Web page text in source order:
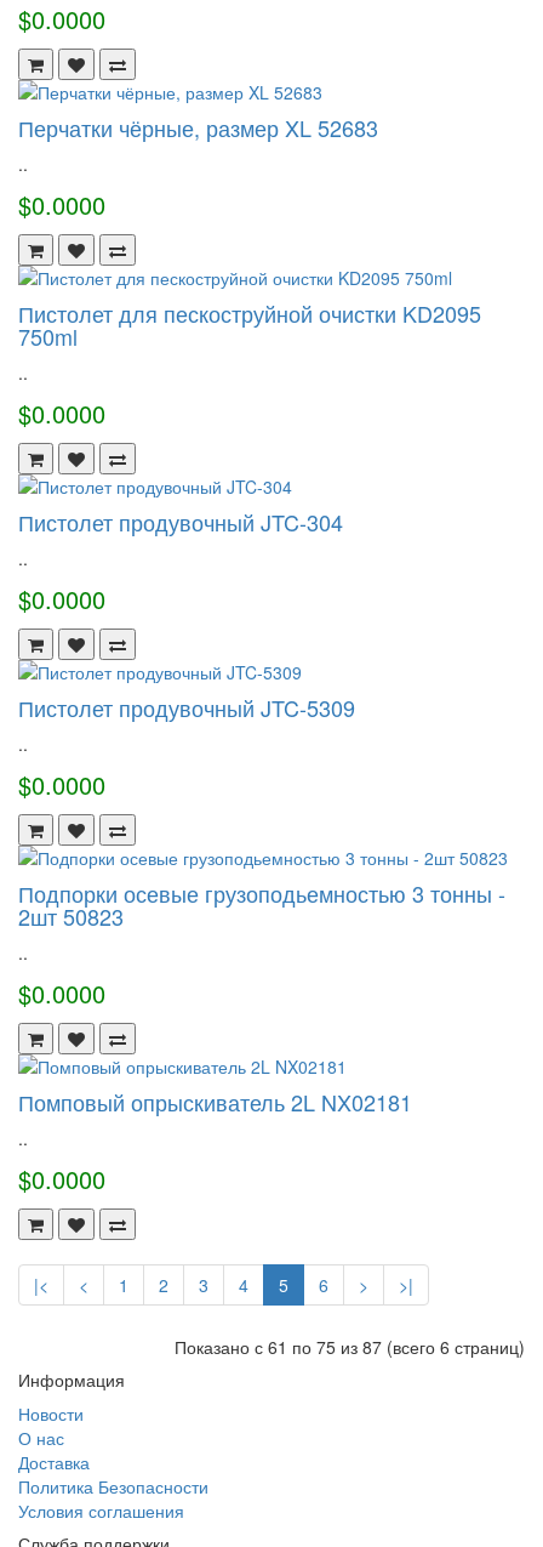
$0.0000
Перчатки чёрные, размер XL 52683
..
$0.0000
Пистолет для пескоструйной очистки KD2095
750ml
..
$0.0000
Пистолет продувочный JTC-304
..
$0.0000
Пистолет продувочный JTC-5309
..
$0.0000
Подпорки осевые грузоподьемностью 3 тонны -
2шт 50823
..
$0.0000
Помповый опрыскиватель 2L NX02181
..
$0.0000
|< < 1 2 3 4 5 6 > >|
Показано с 61 по 75 из 87 (всего 6 страниц)
Информация
Новости
О нас
Доставка
Политика Безопасности
Условия соглашения